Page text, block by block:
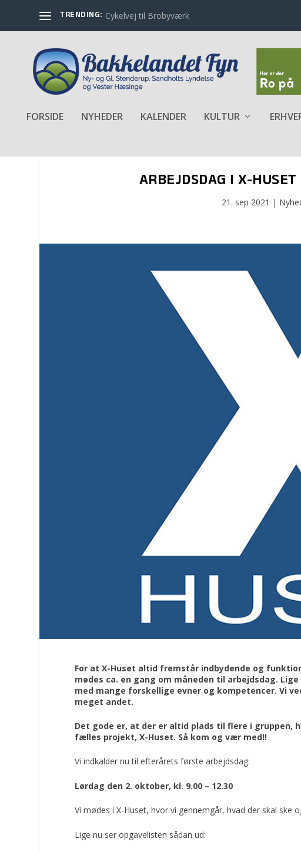
TRENDING: Cykelvej til Brobyværk
FORSIDE NYHEDER KALENDER KULTUR
ARBEJDSDAG I X-
21. sep 2021 |
For at X-Huset altid fremstår indbydende og
mødes ca. en gang om måneden til arbejdsdag.
med mange forskellige evner og kompetencer. Vi
meget andet.
Det gode er, at der er altid plads til flere i gruppen,
fælles projekt, X-Huset. Så kom og vær med!!
Vi indkalder nu til efterårets første arbejdsdag:
Lørdag den 2. oktober, kl. 9.00 – 12.30
Vi mødes i X-Huset, hvor vi gennemgår, hvad der skal ske
Lige nu ser opgavelisten sådan ud: